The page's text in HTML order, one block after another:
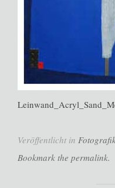
Veröffentlicht in
Bookmark the permalink.